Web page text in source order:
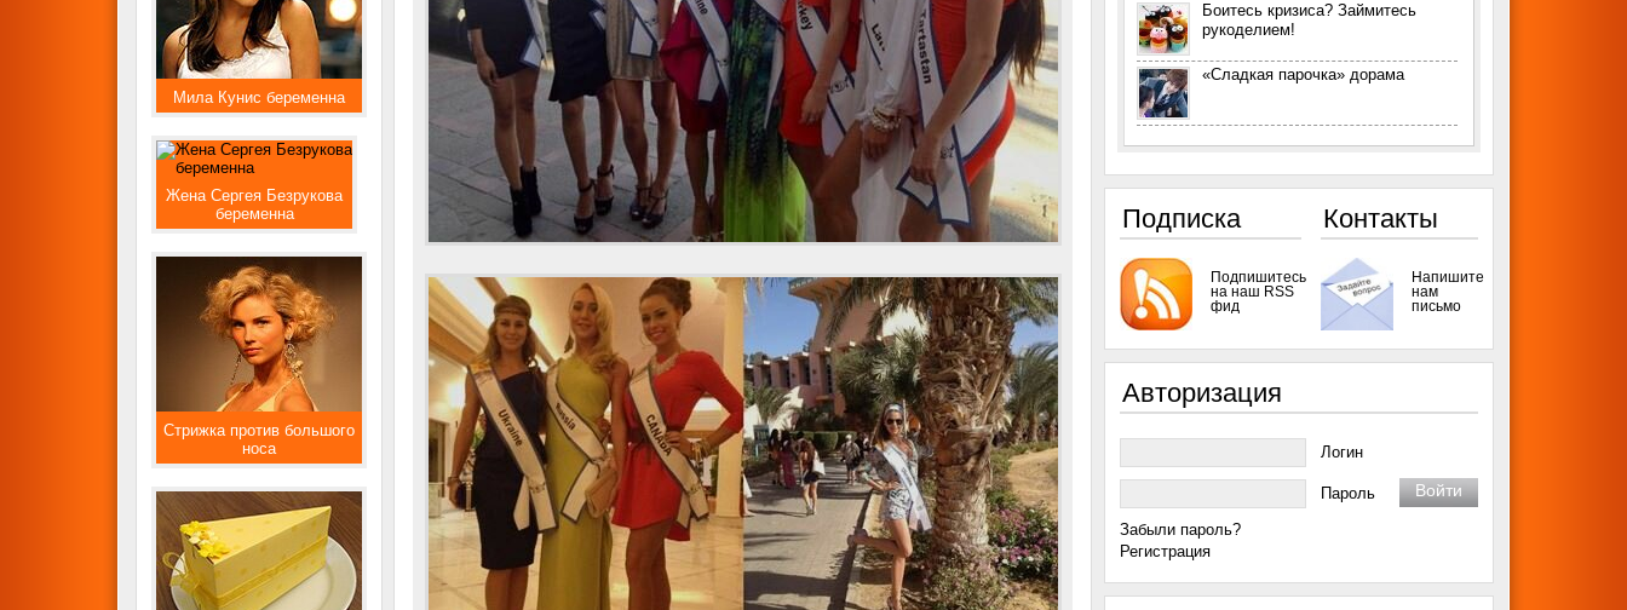
Мила Кунис беременна
Жена Сергея Безрукова
беременна
Стрижка против большого
носа
Боитесь кризиса? Займитесь
рукоделием!
«Сладкая парочка» дорама
Подписка
Подпишитесь
на наш RSS
фид
Контакты
Напишите
нам
письмо
Авторизация
Логин
Пароль
Забыли пароль?
Регистрация